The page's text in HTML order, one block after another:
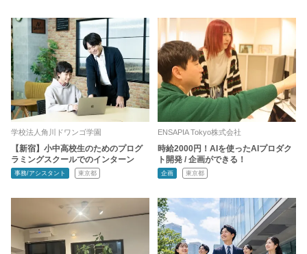
学校法人角川ドワンゴ学園
【新宿】小中高校生のためのプログ
ラミングスクールでのインターン
事務/アシスタント 東京都
ENSAPIA Tokyo株式会社
時給2000円！AIを使ったAIプロダク
ト開発 / 企画ができる！
企画 東京都